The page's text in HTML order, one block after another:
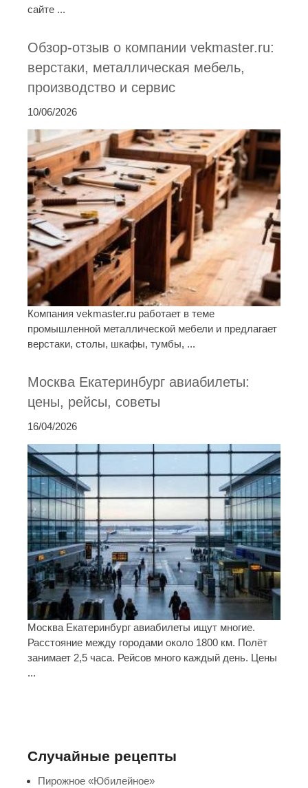
сайте ...
Обзор-отзыв о компании vekmaster.ru:
верстаки, металлическая мебель,
производство и сервис
10/06/2026
Компания vekmaster.ru работает в теме
промышленной металлической мебели и предлагает
верстаки, столы, шкафы, тумбы, ...
Москва Екатеринбург авиабилеты:
цены, рейсы, советы
16/04/2026
Москва Екатеринбург авиабилеты ищут многие.
Расстояние между городами около 1800 км. Полёт
занимает 2,5 часа. Рейсов много каждый день. Цены
...
Случайные рецепты
Пирожное «Юбилейное»